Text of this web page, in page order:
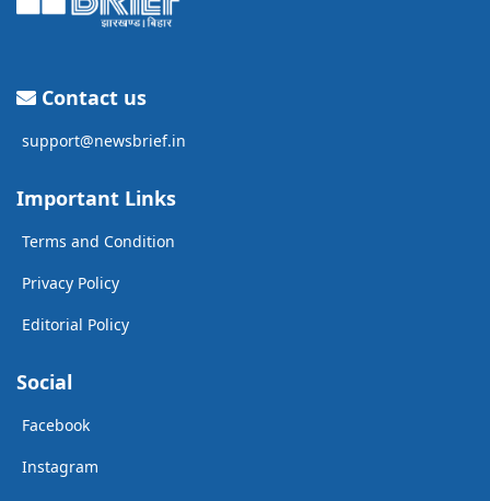
Contact us
support@newsbrief.in
Important Links
Terms and Condition
Privacy Policy
Editorial Policy
Social
Facebook
Instagram